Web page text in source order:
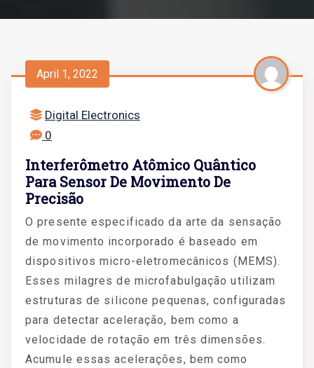
April 1, 2022
Digital Electronics
0
Interferômetro Atômico Quântico
Para Sensor De Movimento De
Precisão
O presente especificado da arte da sensação
de movimento incorporado é baseado em
dispositivos micro-eletromecânicos (MEMS).
Esses milagres de microfabulgação utilizam
estruturas de silicone pequenas, configuradas
para detectar aceleração, bem como a
velocidade de rotação em três dimensões.
Acumule essas acelerações, bem como